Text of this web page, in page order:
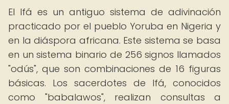
El Ifá es un antiguo sistema de adivinación
practicado por el pueblo Yoruba en Nigeria y
en la diáspora africana. Este sistema se basa
en un sistema binario de 256 signos llamados
"odús", que son combinaciones de 16 figuras
básicas. Los sacerdotes de Ifá, conocidos
como "babalawos", realizan consultas a